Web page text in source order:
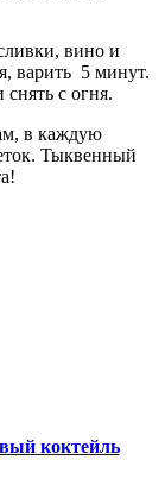
вино и
варить 5 минут.
с огня.
в каждую
Тыквенный
коктейль